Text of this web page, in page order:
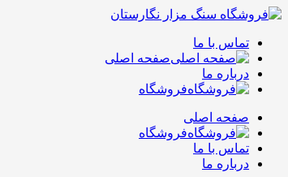
تماس با ما
صفحه اصلی
درباره ما
فروشگاه
صفحه اصلی
فروشگاه
تماس با ما
درباره ما